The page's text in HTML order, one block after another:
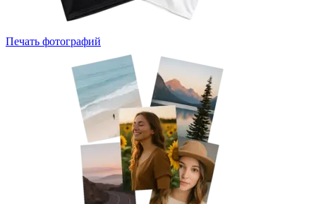
Печать фотографий